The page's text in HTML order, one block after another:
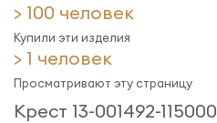
> 100 человек
Купили эти изделия
> 1 человек
Просматривают эту страницу
Крест 13-001492-115000